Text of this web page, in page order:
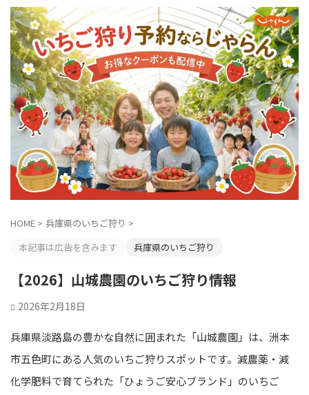
HOME > 兵庫県のいちご狩り >
本記事は広告を含みます
兵庫県のいちご狩り
【2026】山城農園のいちご狩り情報
2026年2月18日
兵庫県淡路島の豊かな自然に囲まれた「山城農園」は、洲本
市五色町にある人気のいちご狩りスポットです。減農薬・減
化学肥料で育てられた「ひょうご安心ブランド」のいちご